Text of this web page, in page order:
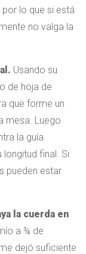
lo que si está
no valga la
Usando su
de hoja de
que forme un
mesa. Luego
la guía
final. Si
pueden estar
la cuerda en
a ¾ de
dejó suficiente